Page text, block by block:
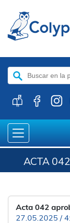
Buscar:
ACTA
Acta 042
27.05.2025 /